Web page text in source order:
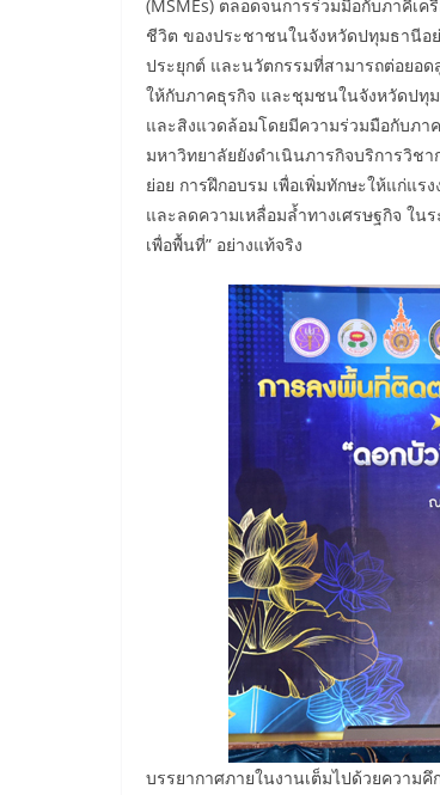
(MSMEs) ตลอดจนการร่วมมือกับภาคีเ
ชีวิต ของประชาชนในจังหวัดปทุมธานีอ
ประยุกต์ และนวัตกรรมที่สามารถต่อยอ
ให้กับภาคธุรกิจ และชุมชนในจังหวัดปทุ
และสิงแวดล้อมโดยมีความร่วมมือกับภา
มหาวิทยาลัยยังดำเนินภารกิจบริการวิช
ย่อย การฝึกอบรม เพื่อเพิ่มทักษะให้แก่แ
และลดความเหลื่อมล้ำทางเศรษฐกิจ ใ
เพื่อพื้นที่” อย่างแท้จริง
บรรยากาศภายในงานเต็มไปด้วยความ